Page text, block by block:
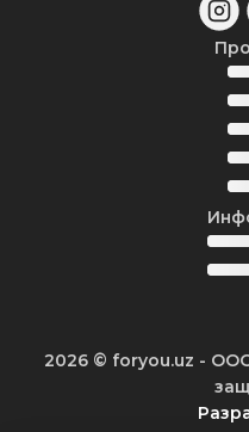
2026 © foryou.uz - ООО